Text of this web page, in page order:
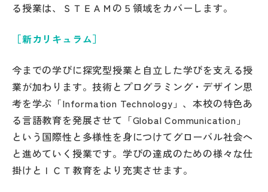
る授業は、ＳＴＥＡＭの５領域をカバーします。
［新カリキュラム］
今までの学びに探究型授業と自立した学びを支える授
業が加わります。技術とプログラミング・デザイン思
考を学ぶ「Information Technology」、本校の特色あ
る言語教育を発展させて「Global Communication」
という国際性と多様性を身につけてグローバル社会へ
と進めていく授業です。学びの達成のための様々な仕
掛けとＩＣＴ教育をより充実させます。